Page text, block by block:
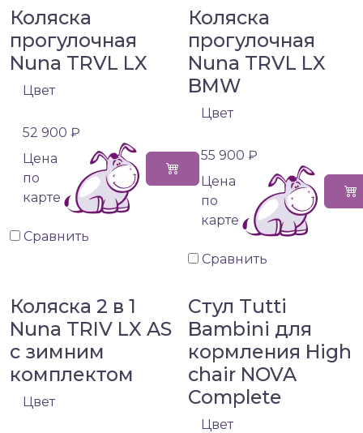
Коляска
прогулочная
Nuna TRVL LX
Цвет
52 900 ₽
Цена
по
карте
Сравнить
Коляска
прогулочная
Nuna TRVL LX
BMW
Цвет
55 900 ₽
Цена
по
карте
Сравнить
Коляска 2 в 1
Nuna TRIV LX AS
с зимним
комплектом
Цвет
Стул Tutti
Bambini для
кормления High
chair NOVA
Complete
Цвет